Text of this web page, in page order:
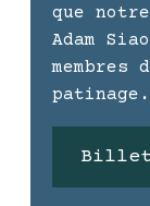
que
Adam
membres
patinage.